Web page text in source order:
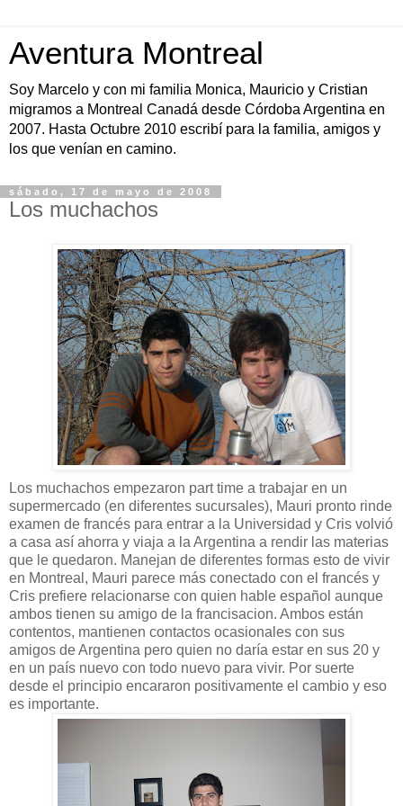
Aventura Montreal
Soy Marcelo y con mi familia Monica, Mauricio y Cristian
migramos a Montreal Canadá desde Córdoba Argentina en
2007. Hasta Octubre 2010 escribí para la familia, amigos y
los que venían en camino.
sábado, 17 de mayo de 2008
Los muchachos
Los muchachos empezaron part time a trabajar en un
supermercado (en diferentes sucursales), Mauri pronto rinde
examen de francés para entrar a la Universidad y Cris volvió
a casa así ahorra y viaja a la Argentina a rendir las materias
que le quedaron. Manejan de diferentes formas esto de vivir
en Montreal, Mauri parece más conectado con el francés y
Cris prefiere relacionarse con quien hable español aunque
ambos tienen su amigo de la francisacion. Ambos están
contentos, mantienen contactos ocasionales con sus
amigos de Argentina pero quien no daría estar en sus 20 y
en un país nuevo con todo nuevo para vivir. Por suerte
desde el principio encararon positivamente el cambio y eso
es importante.